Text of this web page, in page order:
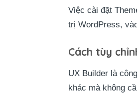
Việc cài đặt
trị WordPress,
Cách tùy
UX Builder là
khác mà không